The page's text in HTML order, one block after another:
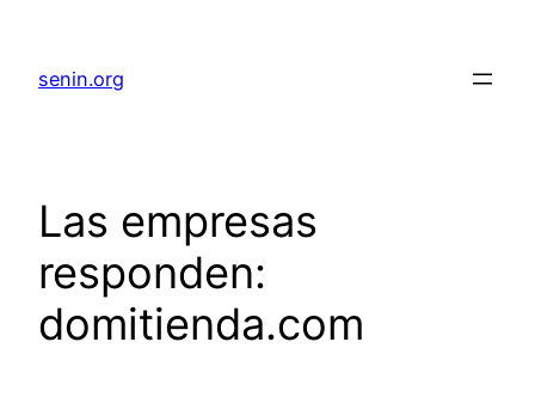
senin.org
Las empresas
responden:
domitienda.com